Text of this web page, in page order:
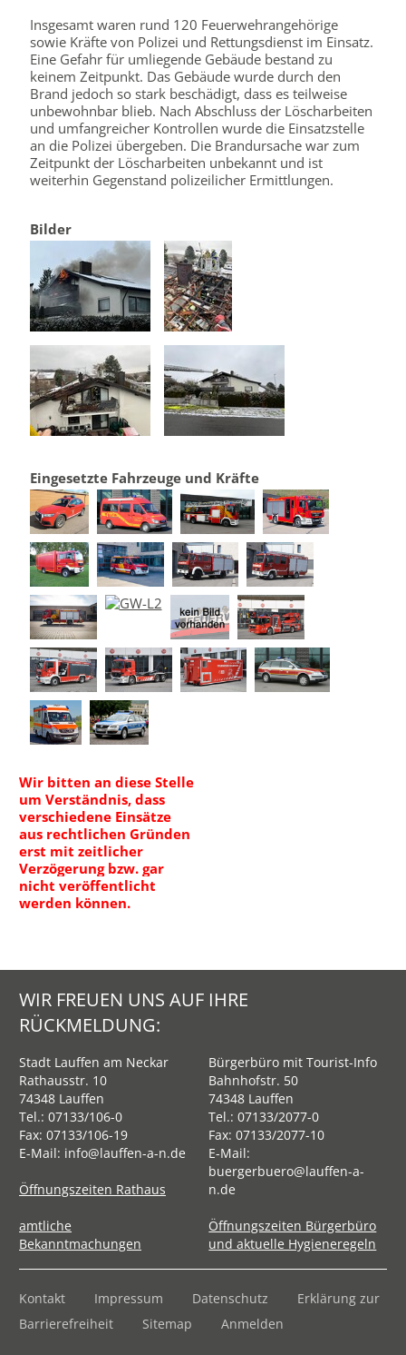
Insgesamt waren rund 120 Feuerwehrangehörige
sowie Kräfte von Polizei und Rettungsdienst im Einsatz.
Eine Gefahr für umliegende Gebäude bestand zu
keinem Zeitpunkt. Das Gebäude wurde durch den
Brand jedoch so stark beschädigt, dass es teilweise
unbewohnbar blieb. Nach Abschluss der Löscharbeiten
und umfangreicher Kontrollen wurde die Einsatzstelle
an die Polizei übergeben. Die Brandursache war zum
Zeitpunkt der Löscharbeiten unbekannt und ist
weiterhin Gegenstand polizeilicher Ermittlungen.
Bilder
Eingesetzte Fahrzeuge und Kräfte
Wir bitten an diese Stelle
um Verständnis, dass
verschiedene Einsätze
aus rechtlichen Gründen
erst mit zeitlicher
Verzögerung bzw. gar
nicht veröffentlicht
werden können.
WIR FREUEN UNS AUF IHRE
RÜCKMELDUNG:
Stadt Lauffen am Neckar
Rathausstr. 10
74348 Lauffen
Tel.: 07133/106-0
Fax: 07133/106-19
E-Mail: info@lauffen-a-n.de
Öffnungszeiten Rathaus
amtliche
Bekanntmachungen
Bürgerbüro mit Tourist-Info
Bahnhofstr. 50
74348 Lauffen
Tel.:07133/2077-0
Fax: 07133/2077-10
E-Mail:
buergerbuero@lauffen-a-
n.de
Öffnungszeiten Bürgerbüro
und aktuelle Hygieneregeln
Kontakt Impressum Datenschutz
Erklärung zur
Barrierefreiheit
Sitemap Anmelden